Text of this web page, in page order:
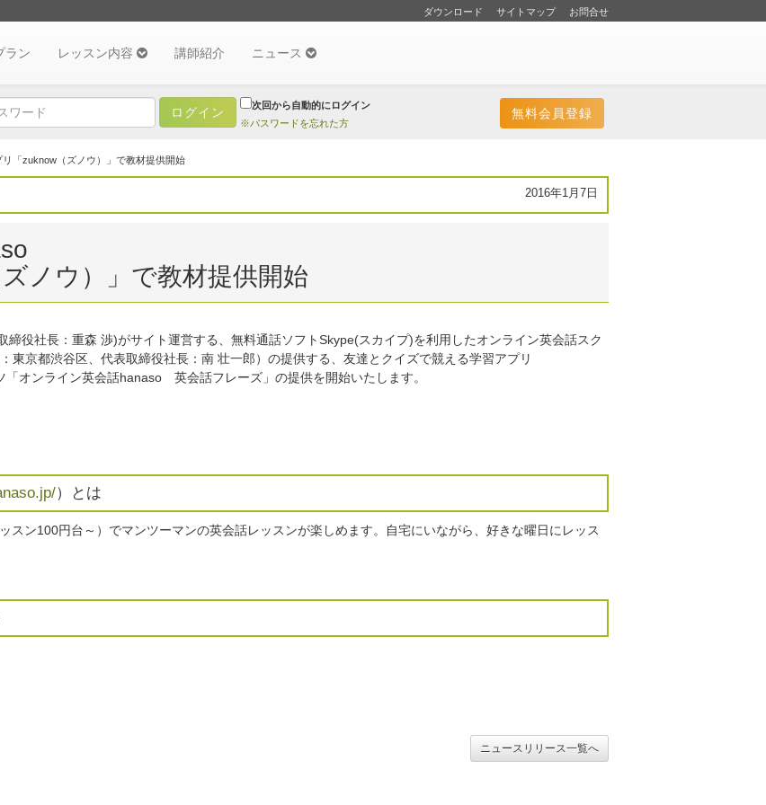
ダウンロード サイトマップ お問合せ
ラン レッスン内容 講師紹介 ニュース
次回から自動的にログイン
※パスワードを忘れた方
無料会員登録
リ「zuknow（ズノウ）」で教材提供開始
2016年1月7日
ノウ）」で教材提供開始
役社長：重森 渉)がサイト運営する、無料通話ソフトSkype(スカイプ)を利用したオンライン英会話スク
東京都渋谷区、代表取締役社長：南 壮一郎）の提供する、友達とクイズで競える学習アプリ
「オンライン英会話hanaso 英会話フレーズ」の提供を開始いたします。
）とは
スン100円台～）でマンツーマンの英会話レッスンが楽しめます。自宅にいながら、好きな曜日にレッス
ニュースリリース一覧へ